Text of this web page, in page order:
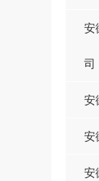
安
司
安
安
安